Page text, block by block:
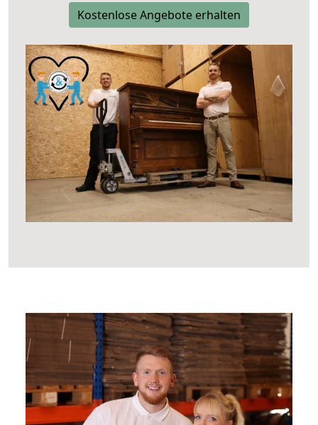
Kostenlose Angebote erhalten